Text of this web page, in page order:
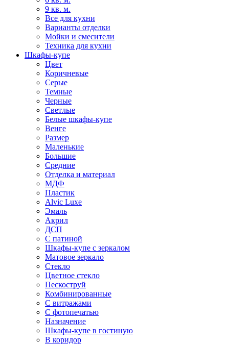
9 кв. м.
Все для кухни
Варианты отделки
Мойки и смесители
Техника для кухни
Шкафы-купе
Цвет
Коричневые
Серые
Темные
Черные
Светлые
Белые шкафы-купе
Венге
Размер
Маленькие
Большие
Средние
Отделка и материал
МДФ
Пластик
Alvic Luxe
Эмаль
Акрил
ДСП
С патиной
Шкафы-купе с зеркалом
Матовое зеркало
Стекло
Цветное стекло
Пескоструй
Комбинированные
С витражами
С фотопечатью
Назначение
Шкафы-купе в гостиную
В коридор